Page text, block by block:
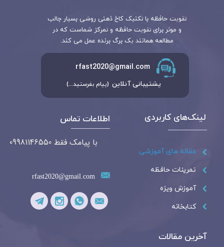
تقویت حافظه با تکنیک کاخ ذهنی روشی بسیار جالب
و موثر برای تقویت حافظه و تمرکز شماست که در
مطالعه همانند یک برگ برنده عمل می کند.
rfast2020@gmail.com
پشتیبانی آنلاین (پیام بفرستید...)
لینک‌های کاربردی
مقاله های آموزشی
تمرینات حافظه
آموزش ویژه
کتابخانه
اطلاعات تماس
rfast2020@gmail.com
با پیامک فقط 09981146550
آخرین مقالات